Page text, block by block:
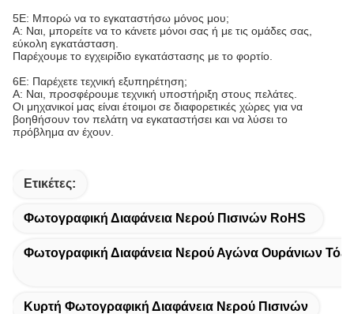
5Ε: Μπορώ να το εγκαταστήσω μόνος μου;
Α: Ναι, μπορείτε να το κάνετε μόνοι σας ή με τις ομάδες σας,
εύκολη εγκατάσταση.
Παρέχουμε το εγχειρίδιο εγκατάστασης με το φορτίο.
6Ε: Παρέχετε τεχνική εξυπηρέτηση;
Α: Ναι, προσφέρουμε τεχνική υποστήριξη στους πελάτες.
Οι μηχανικοί μας είναι έτοιμοι σε διαφορετικές χώρες για να
βοηθήσουν τον πελάτη να εγκαταστήσει και να λύσει το
πρόβλημα αν έχουν.
Ετικέτες:
Φωτογραφική Διαφάνεια Νερού Πισινών RoHS
Φωτογραφική Διαφάνεια Νερού Αγώνα Ουράνιων
Κυρτή Φωτογραφική Διαφάνεια Νερού Πισινών